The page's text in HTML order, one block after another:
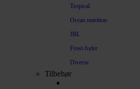
Tropical
Ocean nutrition
JBL
Frost-foder
Diverse
Tilbehør